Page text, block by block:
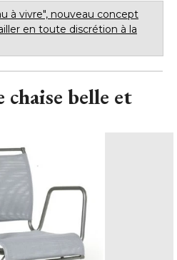
à vivre", nouveau concept
en toute discrétion à la
belle et